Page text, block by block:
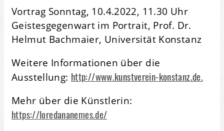
Vortrag Sonntag, 10.4.2022, 11.30 Uhr
Geistesgegenwart im Portrait, Prof. Dr.
Helmut Bachmaier, Universität Konstanz
Weitere Informationen über die
Ausstellung: http://www.kunstverein-konstanz.de.
Mehr über die Künstlerin:
https://loredananemes.de/